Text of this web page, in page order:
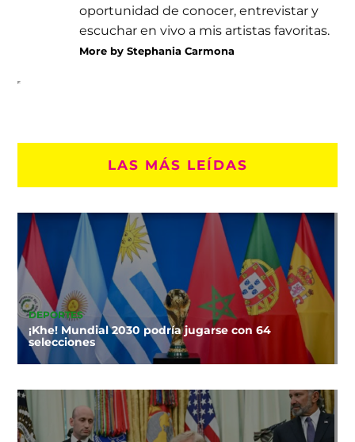
oportunidad de conocer, entrevistar y
escuchar en vivo a mis artistas favoritas.
More by Stephania Carmona
LAS MÁS LEÍDAS
DEPORTES
¡Khe! Mundial 2030 podría jugarse con 64
selecciones